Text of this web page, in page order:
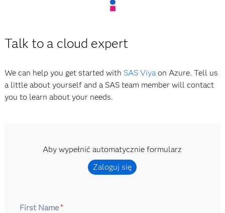
Talk to a cloud expert
We can help you get started with SAS Viyaon Azure. Tell us
a little about yourself and a SAS team member will contact
you to learn about your needs.
Aby wypełnić automatycznie formularz
Zaloguj się
First Name*